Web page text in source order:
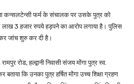
कन्सलटेन्सी फर्म के संचालक पर उसके पुत्र को
लाख 3 हजार रुपये हड़पने का आरोप लगाया है। पुलिस
जांच शुरु कर दी है।
रोड, हल्द्वानी निवासी संजय मोंगा पुत्र स्व.
बताया कि उनका पुत्र हर्षित मोंगा उच्च शिक्षा ग्रहण